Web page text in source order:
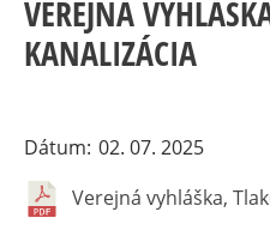
VEREJNÁ
KANALIZÁCIA
Dátum 02. 07. 2025
Verejná vyhláška,